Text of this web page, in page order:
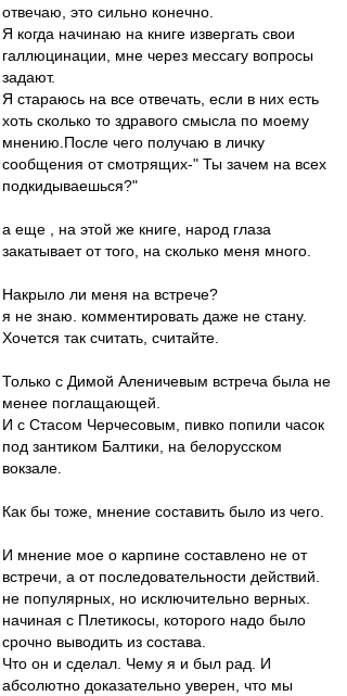
отвечаю, это сильно конечно.
Я когда начинаю на книге извергать свои
галлюцинации, мне через мессагу вопросы
задают.
Я стараюсь на все отвечать, если в них есть
хоть сколько то здравого смысла по моему
мнению.После чего получаю в личку
сообщения от смотрящих-" Ты зачем на всех
подкидываешься?"
а еще , на этой же книге, народ глаза
закатывает от того, на сколько меня много.
Накрыло ли меня на встрече?
я не знаю. комментировать даже не стану.
Хочется так считать, считайте.
Только с Димой Аленичевым встреча была не
менее поглащающей.
И с Стасом Черчесовым, пивко попили часок
под зантиком Балтики, на белорусском
вокзале.
Как бы тоже, мнение составить было из чего.
И мнение мое о карпине составлено не от
встречи, а от последовательности действий.
не популярных, но исключительно верных.
начиная с Плетикосы, которого надо было
срочно выводить из состава.
Что он и сделал. Чему я и был рад. И
абсолютно доказательно уверен, что мы